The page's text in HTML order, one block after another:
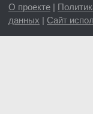
О проекте |
данных | Сайт